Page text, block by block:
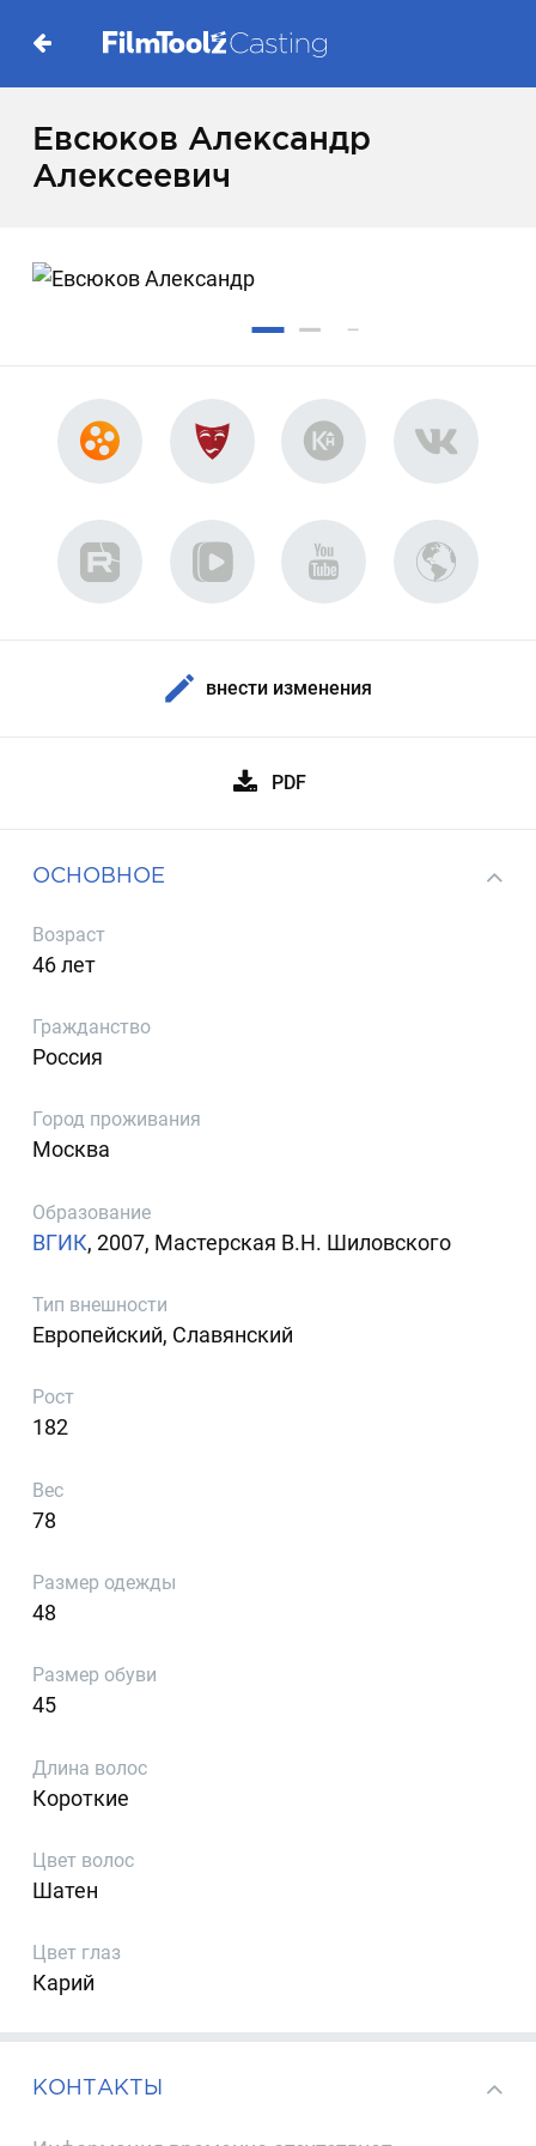
Евсюков Александр
Алексеевич
внести изменения
PDF
ОСНОВНОЕ
Возраст
46 лет
Гражданство
Россия
Город проживания
Москва
Образование
ВГИК, 2007, Мастерская В.Н. Шиловского
Тип внешности
Европейский, Славянский
Рост
182
Вес
78
Размер одежды
48
Размер обуви
45
Длина волос
Короткие
Цвет волос
Шатен
Цвет глаз
Карий
КОНТАКТЫ